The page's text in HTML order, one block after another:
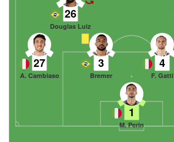
1
M. Perin
27
A. Cambiaso
3
Bremer
4
F. Gatti
26
Douglas Luiz